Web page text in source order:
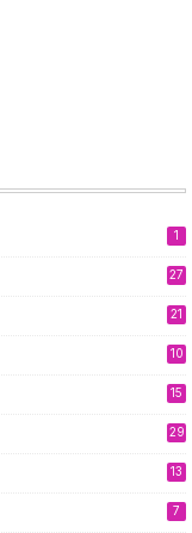
1
27
21
10
15
29
13
7